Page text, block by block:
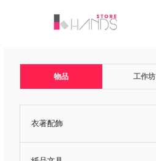
物品 工作坊
衣著配飾